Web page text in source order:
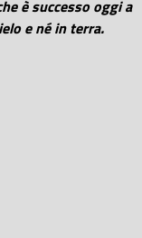
è successo oggi a
e né in terra.